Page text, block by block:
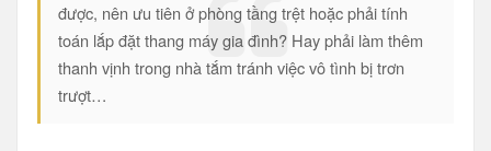
được, nên ưu tiên ở phòng tầng trệt hoặc phải tính
toán lắp đặt thang máy gia đình? Hay phải làm thêm
thanh vịnh trong nhà tắm tránh việc vô tình bị trơn
trượt…